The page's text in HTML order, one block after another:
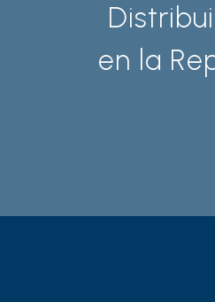
en la